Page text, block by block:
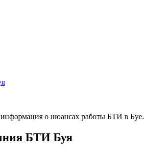
о нюансах работы БТИ в Буе.
БТИ Буя